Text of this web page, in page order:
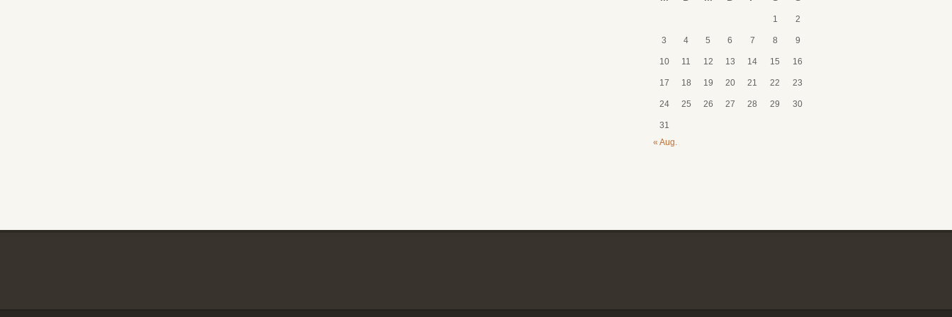
1 2
3 4 5 6 7 8 9
10 11 12 13 14 15 16
17 18 19 20 21 22 23
24 25 26 27 28 29 30
31
« Aug.